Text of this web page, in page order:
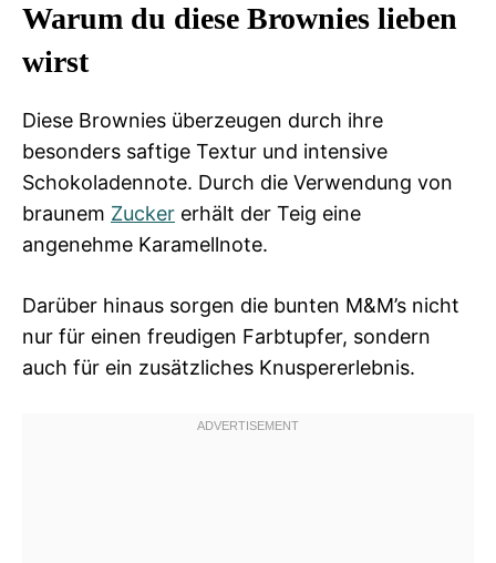
Warum du diese Brownies lieben
wirst
Diese Brownies überzeugen durch ihre
besonders saftige Textur und intensive
Schokoladennote. Durch die Verwendung von
braunem Zucker erhält der Teig eine
angenehme Karamellnote.
Darüber hinaus sorgen die bunten M&M’s nicht
nur für einen freudigen Farbtupfer, sondern
auch für ein zusätzliches Knuspererlebnis.